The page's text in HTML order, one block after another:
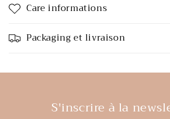
Care informations
Packaging et livraison
S'inscrire à la